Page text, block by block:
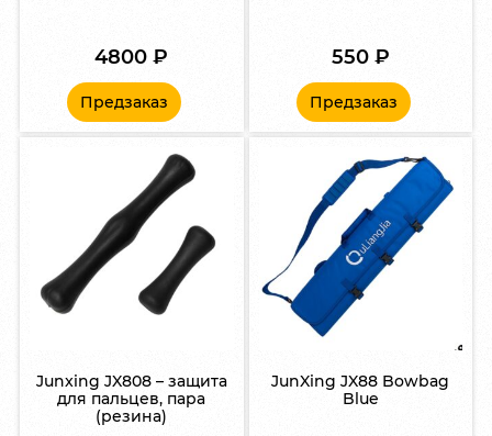
4800₽
Предзаказ
550 ₽
Предзаказ
Junxing JX808 – защита
для пальцев, пара
(резина)
JunXing JX88 Bowbag
Blue